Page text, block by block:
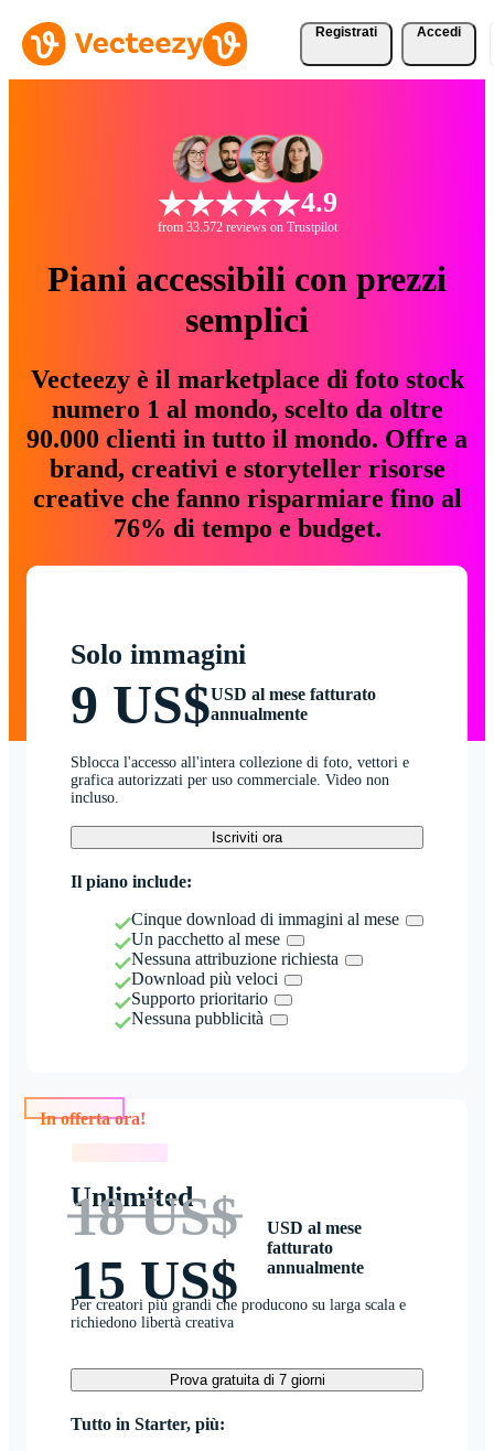
Registrati Accedi
4.9
from 33.572 reviews on Trustpilot
Piani accessibili con prezzi
semplici
Vecteezy è il marketplace di foto stock
numero 1 al mondo, scelto da oltre
90.000 clienti in tutto il mondo. Offre a
brand, creativi e storyteller risorse
creative che fanno risparmiare fino al
76% di tempo e budget.
Solo immagini
9 US$USD al mese fatturato
annualmente
Sblocca l'accesso all'intera collezione di foto, vettori e
grafica autorizzati per uso commerciale. Video non
incluso.
Iscriviti ora
Il piano include:
Cinque download di immagini al mese
Un pacchetto al mese
Nessuna attribuzione richiesta
Download più veloci
Supporto prioritario
Nessuna pubblicità
Unlimited
18 US$
15 US$
USD al mese
fatturato
annualmente
Per creatori più grandi che producono su larga scala e
richiedono libertà creativa
Prova gratuita di 7 giorni
Tutto in Starter, più: